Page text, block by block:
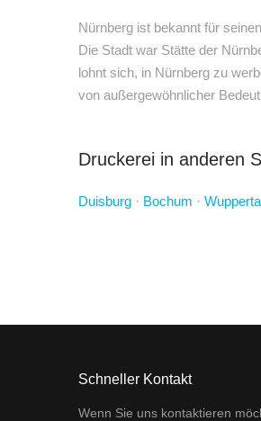
Nürnberg ist bekannt für seinen
Die Stadt war Stätte der
lohnt sich, in Nürnberg zu
von außergewöhnlicher
Druckerei in anderen
Duisburg · Bochum ·
Schneller Kontakt
Wenn Sie uns kontaktieren